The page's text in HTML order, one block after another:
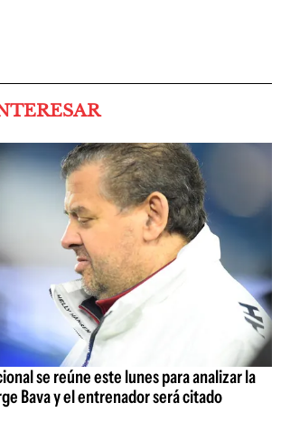
se reúne este lunes para analizar la
Bava y el entrenador será citado